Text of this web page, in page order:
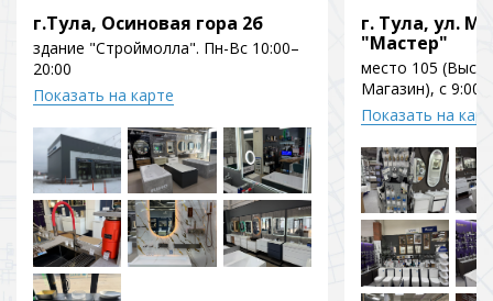
г.Тула, Осиновая гора 2б
здание "Строймолла". Пн-Вс 10:00–
20:00
Показать на карте
г. Тула, ул.
"Мастер"
место 105
Магазин), с 9:00
Показать на